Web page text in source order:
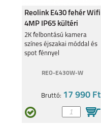
SAMSUNG GALAXY
Reolink E430 fehér Wifi
4MP IP65 kültéri
kamera
2K felbontású kamera
színes éjszakai móddal és
spot fénnyel
REO-E430W-W
Bruttó: 17 990 Ft